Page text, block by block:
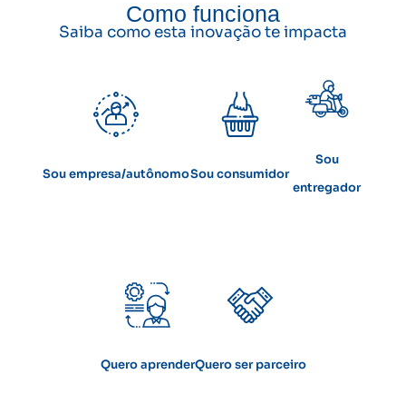
Como funciona
Saiba como esta inovação te impacta
Sou empresa/autônomoSou consumidor
Sou
entregador
Quero aprenderQuero ser parceiro